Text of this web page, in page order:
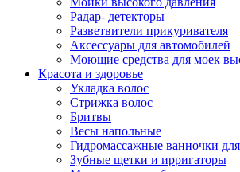
Радар- детекторы
Разветвители прикуривателя
Аксессуары для автомобилей
Моющие средства для моек
Красота и здоровье
Укладка волос
Стрижка волос
Бритвы
Весы напольные
Гидромассажные ванночки
Зубные щетки и ирригаторы